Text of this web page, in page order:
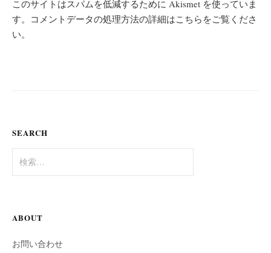
このサイトはスパムを低減するために Akismet を使っていま
す。 コメントデータの処理方法の詳細はこちらをご覧くださ
い。
SEARCH
索:
ABOUT
お問い合わせ